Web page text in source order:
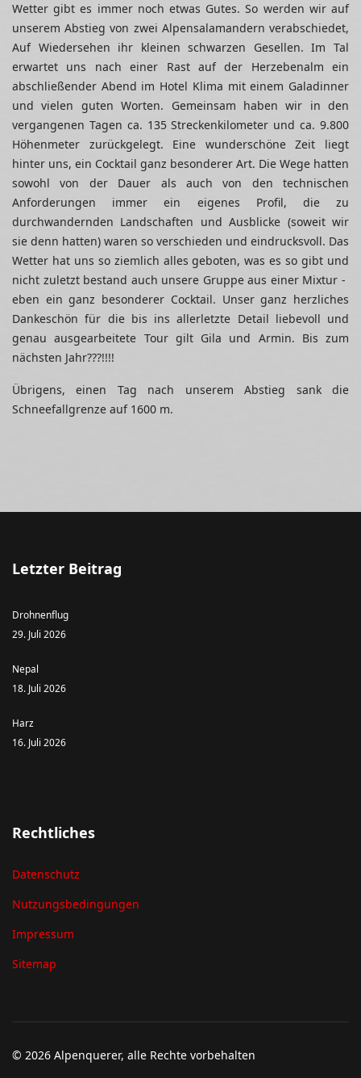
Wetter gibt es immer noch etwas Gutes. So werden wir auf
unserem Abstieg von zwei Alpensalamandern verabschiedet,
Auf Wiedersehen ihr kleinen schwarzen Gesellen. Im Tal
erwartet uns nach einer Rast auf der Herzebenalm ein
abschließender Abend im Hotel Klima mit einem Galadinner
und vielen guten Worten. Gemeinsam haben wir in den
vergangenen Tagen ca. 135 Streckenkilometer und ca. 9.800
Höhenmeter zurückgelegt. Eine wunderschöne Zeit liegt
hinter uns, ein Cocktail ganz besonderer Art. Die Wege hatten
sowohl von der Dauer als auch von den technischen
Anforderungen immer ein eigenes Profil, die zu
durchwandernden Landschaften und Ausblicke (soweit wir
sie denn hatten) waren so verschieden und eindrucksvoll. Das
Wetter hat uns so ziemlich alles geboten, was es so gibt und
nicht zuletzt bestand auch unsere Gruppe aus einer Mixtur -
eben ein ganz besonderer Cocktail. Unser ganz herzliches
Dankeschön für die bis ins allerletzte Detail liebevoll und
genau ausgearbeitete Tour gilt Gila und Armin. Bis zum
nächsten Jahr???!!!!
Übrigens, einen Tag nach unserem Abstieg sank die
Schneefallgrenze auf 1600 m.
Letzter Beitrag
Drohnenflug
29. Juli 2026
Nepal
18. Juli 2026
Harz
16. Juli 2026
Rechtliches
Datenschutz
Nutzungsbedingungen
Impressum
Sitemap
© 2026 Alpenquerer, alle Rechte vorbehalten